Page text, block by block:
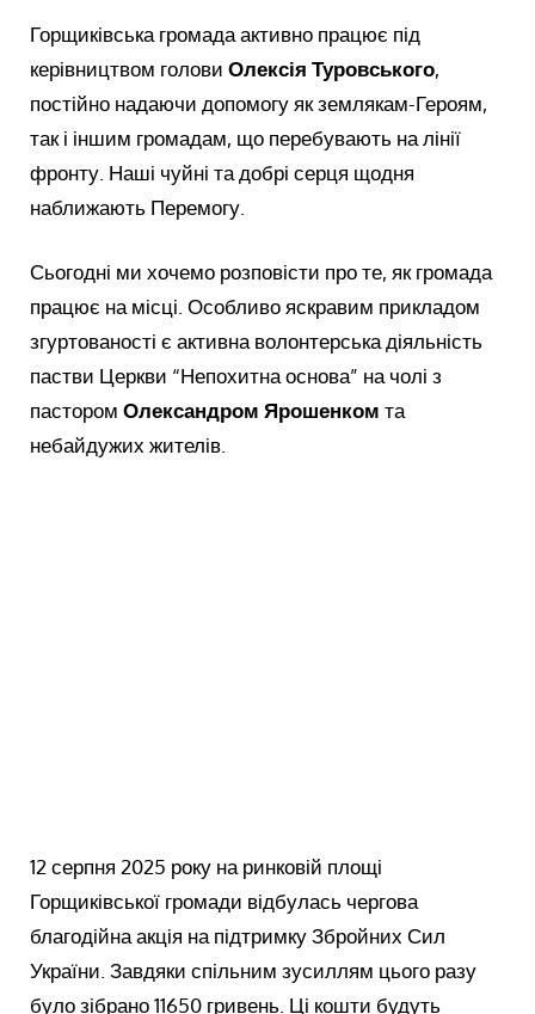
Горщиківська громада активно працює під
керівництвом головиОлексія Туровського,
постійно надаючи допомогу як землякам-Героям,
так і іншим громадам, що перебувають на лінії
фронту. Наші чуйні та добрі серця щодня
наближають Перемогу.
Сьогодні ми хочемо розповісти про те, як громада
працює на місці. Особливо яскравим прикладом
згуртованості є активна волонтерська діяльність
пастви Церкви “Непохитна основа” на чолі з
пасторомОлександром Ярошенком та
небайдужих жителів.
12 серпня 2025 року на ринковій площі
Горщиківської громади відбулась чергова
благодійна акція на підтримку Збройних Сил
України. Завдяки спільним зусиллям цього разу
було зібрано 11650 гривень. Ці кошти будуть